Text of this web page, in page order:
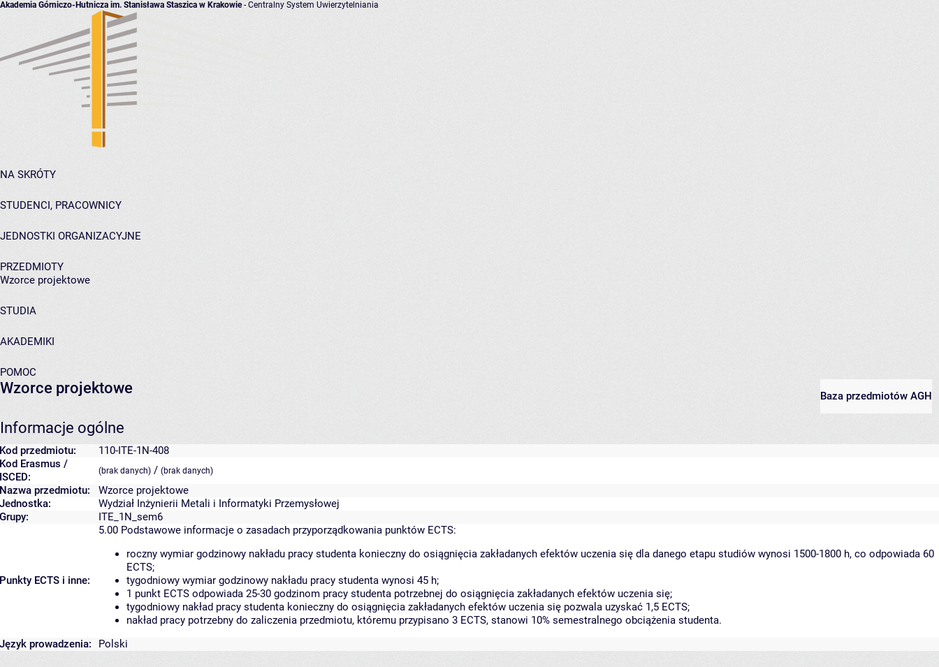
Akademia Górniczo-Hutnicza im. Stanisława Staszica w Krakowie- Centralny System Uwierzytelniania
NA SKRÓTY
STUDENCI, PRACOWNICY
JEDNOSTKI ORGANIZACYJNE
PRZEDMIOTY
Wzorce projektowe
STUDIA
AKADEMIKI
POMOC
Baza przedmiotów AGH
Wzorce projektowe
Informacje ogólne
Kod przedmiotu:
110-ITE-1N-408
Kod Erasmus /
ISCED:
(brak danych) / (brak danych)
Nazwa przedmiotu:
Wzorce projektowe
Jednostka:
Wydział Inżynierii Metali i Informatyki Przemysłowej
Grupy:
ITE_1N_sem6
Punkty ECTS i inne:
5.00 Podstawowe informacje o zasadach przyporządkowania punktów ECTS:
roczny wymiar godzinowy nakładu pracy studenta konieczny do osiągnięcia zakładanych efektów uczenia się dla danego etapu studiów wynosi 1500-1800 h, co odpowiada 60
ECTS;
tygodniowy wymiar godzinowy nakładu pracy studenta wynosi 45 h;
1 punkt ECTS odpowiada 25-30 godzinom pracy studenta potrzebnej do osiągnięcia zakładanych efektów uczenia się;
tygodniowy nakład pracy studenta konieczny do osiągnięcia zakładanych efektów uczenia się pozwala uzyskać 1,5 ECTS;
nakład pracy potrzebny do zaliczenia przedmiotu, któremu przypisano 3 ECTS, stanowi 10% semestralnego obciążenia studenta.
Język prowadzenia:
Polski